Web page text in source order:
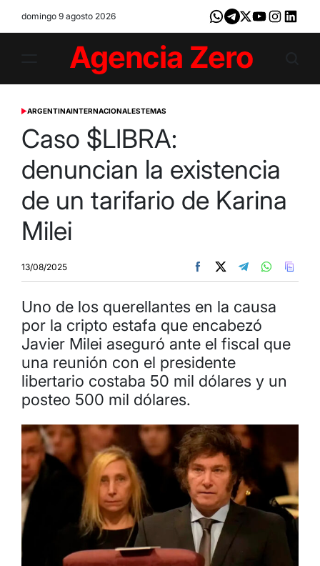
domingo 9 agosto 2026 Whatsapp
Telegram
X YoutubeInstagram
Zero
POSTED
ARGENTINAINTERNACIONALESTEMAS
Caso $LIBRA:
denuncian la existencia
de un tarifario de Karina
Milei
13/08/2025
Uno de los querellantes en la causa
por la cripto estafa que encabezó
Javier Milei aseguró ante el fiscal que
una reunión con el presidente
libertario costaba 50 mil dólares y un
posteo 500 mil dólares.